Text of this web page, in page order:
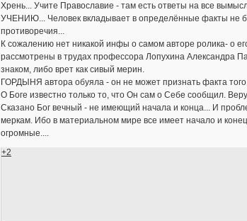
Хрень... Учите Православие - там есть ответы на все
УЧЕНИЮ... Человек вкладывает в определённые факты не
противоречия...
К сожалению нет никакой инфы о самом авторе ролика- о
рассмотрены в трудах профессора Лопухина Александра
знаком, либо врет как сивый мерин.
ГОРДЫНЯ автора обуяла - он не может признать факта
О Боге известно только то, что Он сам о Себе сообщил.
Сказано Бог вечный - не имеющий начала и конца... И
меркам. Ибо в материальном мире все имеет начало и
огромные....
+2